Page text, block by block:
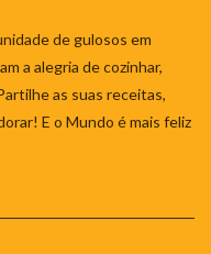
de gulosos em
a alegria de cozinhar,
as suas receitas,
E o Mundo é mais feliz